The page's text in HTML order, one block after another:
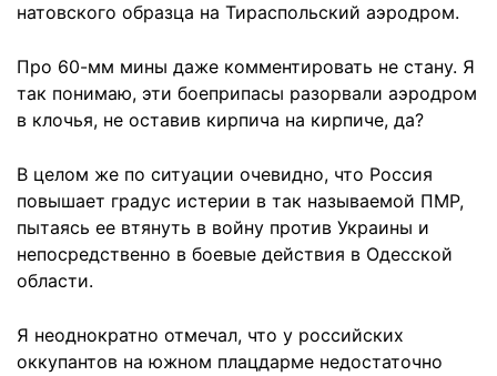
натовского образца на Тираспольский аэродром.
Про 60-мм мины даже комментировать не стану. Я
так понимаю, эти боеприпасы разорвали аэродром
в клочья, не оставив кирпича на кирпиче, да?
В целом же по ситуации очевидно, что Россия
повышает градус истерии в так называемой ПМР,
пытаясь ее втянуть в войну против Украины и
непосредственно в боевые действия в Одесской
области.
Я неоднократно отмечал, что у российских
оккупантов на южном плацдарме недостаточно